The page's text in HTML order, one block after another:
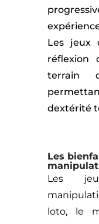
Les jeux
réflexion
terrain
dextérité
Les
Les
loto, le